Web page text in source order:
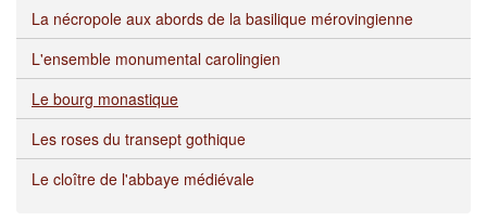
La nécropole aux abords de la basilique mérovingienne
L'ensemble monumental carolingien
Le bourg monastique
Les roses du transept gothique
Le cloître de l'abbaye médiévale